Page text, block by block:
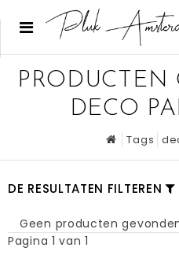
PRODUCTEN
DECO
Tags
DE RESULTATEN FILTEREN
Geen producten
Pagina 1 van 1